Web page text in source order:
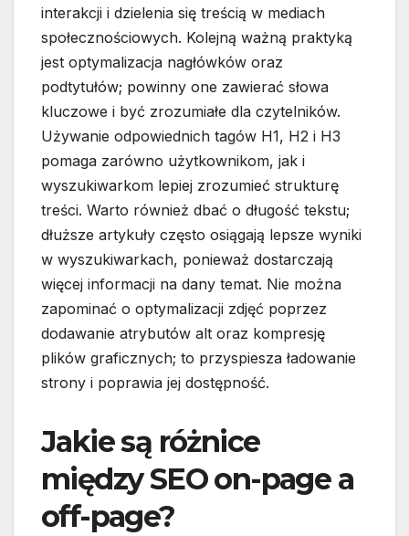
interakcji i dzielenia się treścią w mediach
społecznościowych. Kolejną ważną praktyką
jest optymalizacja nagłówków oraz
podtytułów; powinny one zawierać słowa
kluczowe i być zrozumiałe dla czytelników.
Używanie odpowiednich tagów H1, H2 i H3
pomaga zarówno użytkownikom, jak i
wyszukiwarkom lepiej zrozumieć strukturę
treści. Warto również dbać o długość tekstu;
dłuższe artykuły często osiągają lepsze wyniki
w wyszukiwarkach, ponieważ dostarczają
więcej informacji na dany temat. Nie można
zapominać o optymalizacji zdjęć poprzez
dodawanie atrybutów alt oraz kompresję
plików graficznych; to przyspiesza ładowanie
strony i poprawia jej dostępność.
Jakie są różnice
między SEO on-page a
off-page?